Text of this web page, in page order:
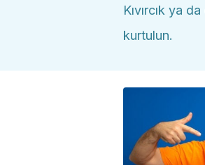
Kıvırcık ya
kurtulun.